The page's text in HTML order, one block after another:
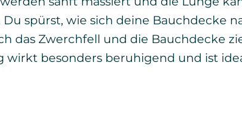
spürst, wie sich deine Bauchdecke
das Zwerchfell und die Bauchdecke
wirkt besonders beruhigend und ist